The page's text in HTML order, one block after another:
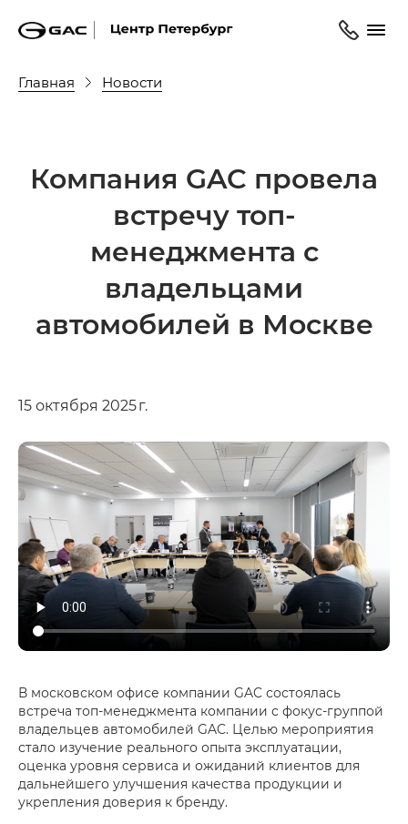
Главная Новости
Компания GAC провела
встречу топ-
менеджмента с
владельцами
автомобилей в Москве
15 октября 2025 г.
В московском офисе компании GAC состоялась
встреча топ-менеджмента компании с фокус-группой
владельцев автомобилей GAC. Целью мероприятия
стало изучение реального опыта эксплуатации,
оценка уровня сервиса и ожиданий клиентов для
дальнейшего улучшения качества продукции и
укрепления доверия к бренду.